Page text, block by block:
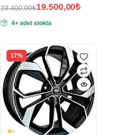
23.400,00₺
fiyat:
19.500,00₺
andaki
19.500,00₺.
4+ adet stokta
17%